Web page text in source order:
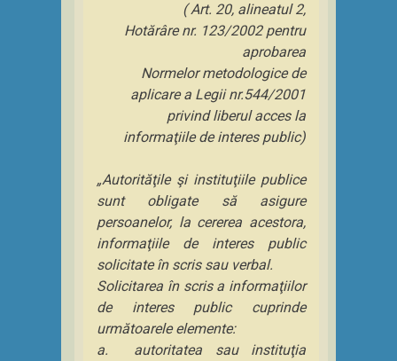
( Art. 20, alineatul 2,
Hotărâre nr. 123/2002 pentru
aprobarea
Normelor metodologice de
aplicare a Legii nr.544/2001
privind liberul acces la
informaţiile de interes public)
„Autorităţile şi instituţiile publice
sunt obligate să asigure
persoanelor, la cererea acestora,
informaţiile de interes public
solicitate în scris sau verbal.
Solicitarea în scris a informaţiilor
de interes public cuprinde
următoarele elemente:
a. autoritatea sau instituţia